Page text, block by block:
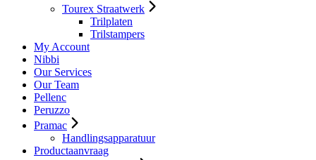
Tourex Straatwerk
Trilplaten
Trilstampers
My Account
Nibbi
Our Services
Our Team
Pellenc
Peruzzo
Pramac
Handlingsapparatuur
Productaanvraag